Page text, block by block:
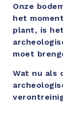
Onze
het
plant, is
moet
Wat nu als